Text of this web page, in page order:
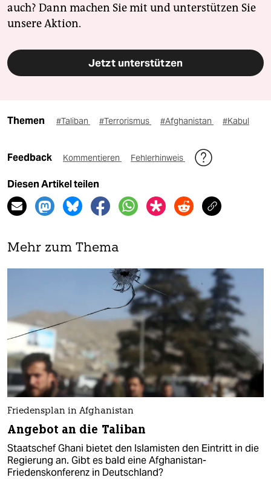
auch? Dann machen Sie mit und unterstützen Sie
unsere Aktion.
Jetzt unterstützen
Themen #Taliban #Terrorismus #Afghanistan #Kabul
Feedback Kommentieren Fehlerhinweis
Diesen Artikel teilen
Mehr zum Thema
Friedensplan in Afghanistan
Angebot an die Taliban
Staatschef Ghani bietet den Islamisten den Eintritt in die
Regierung an. Gibt es bald eine Afghanistan-
Friedenskonferenz in Deutschland?